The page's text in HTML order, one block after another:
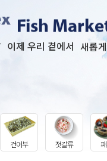
Fish
이제 우리 곁에서 새롭
건어부 젓갈류